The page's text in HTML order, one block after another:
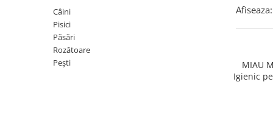
Câine Junior
Câine Adult
Diete Veterinare Câini
Câini
Pisici
Păsări
Rozătoare
Pești
Afiseaza:
MIAU
Igienic